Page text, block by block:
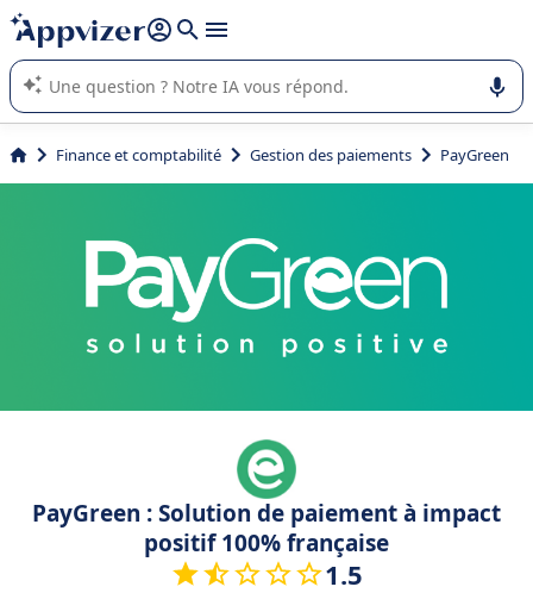
répondre (plusieurs lignes avec
L'IA de Appvizer vous guide dans l'utilisation ou la sélection de
logiciel SaaS en entreprise.
Finance et comptabilité Gestion des paiements PayGreen
PayGreen : Solution de paiement à impact
positif 100% française
1.5